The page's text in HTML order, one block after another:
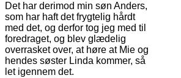
Det har derimod min søn Anders,
som har haft det frygtelig hårdt
med det, og derfor tog jeg med til
foredraget, og blev glædelig
overrasket over, at høre at Mie og
hendes søster Linda kommer, så
let igennem det.